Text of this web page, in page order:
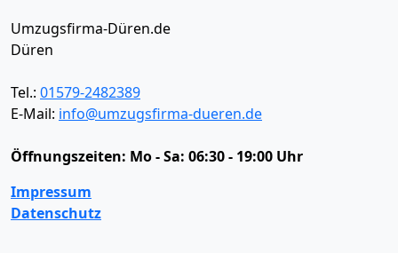
Umzugsfirma-Düren.de
Düren
Tel.: 01579-2482389
E-Mail: info@umzugsfirma-dueren.de
Öffnungszeiten: Mo - Sa: 06:30 - 19:00 Uhr
Impressum
Datenschutz